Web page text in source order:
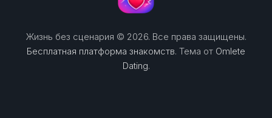
Жизнь без сценария © 2026. Все права защищены.
Бесплатная платформа знакомств. Тема от Omlete
Dating.